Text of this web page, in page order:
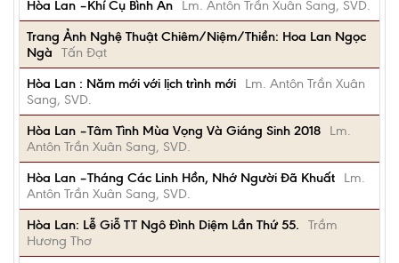
Hòa Lan –Khí Cụ Bình An
Lm. Antôn Trần Xuân Sang, SVD.
Trang Ảnh Nghệ Thuật Chiêm/Niệm/Thiền: Hoa Lan Ngọc
Ngà
Tấn Đạt
Hòa Lan : Năm mới với lịch trình mới
Lm. Antôn Trần Xuân
Sang, SVD.
Hòa Lan –Tâm Tình Mùa Vọng Và Giáng Sinh 2018
Lm.
Antôn Trần Xuân Sang, SVD.
Hòa Lan –Tháng Các Linh Hồn, Nhớ Người Đã Khuất
Lm.
Antôn Trần Xuân Sang, SVD.
Hòa Lan: Lễ Giỗ TT Ngô Đình Diệm Lần Thứ 55.
Trầm
Hương Thơ